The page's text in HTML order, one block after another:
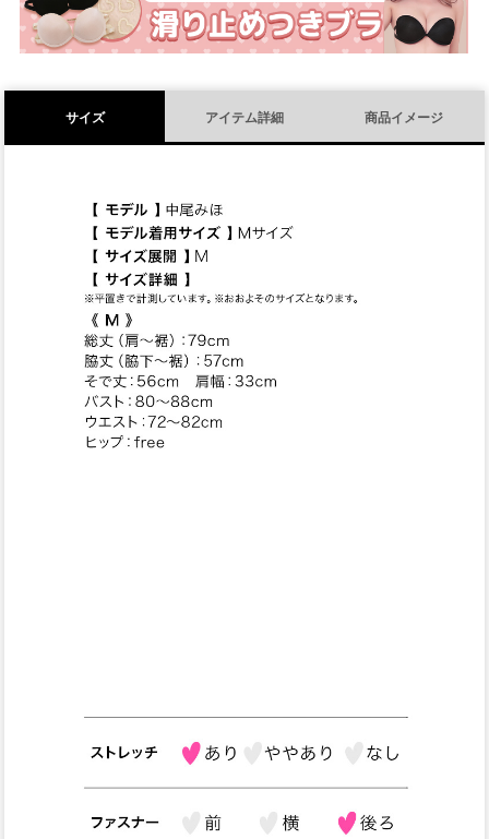
サイズ アイテム詳細 商品イメージ